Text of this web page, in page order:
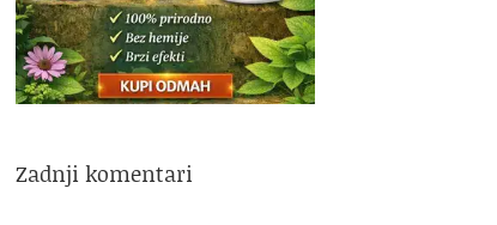
Zadnji komentari